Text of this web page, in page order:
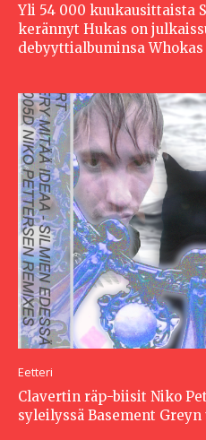
Yli 54 000 kuukausittaista
kerännyt Hukas on
debyyttialbuminsa Whokas
Eetteri
Clavertin räp-biisit Niko
syleilyssä Basement